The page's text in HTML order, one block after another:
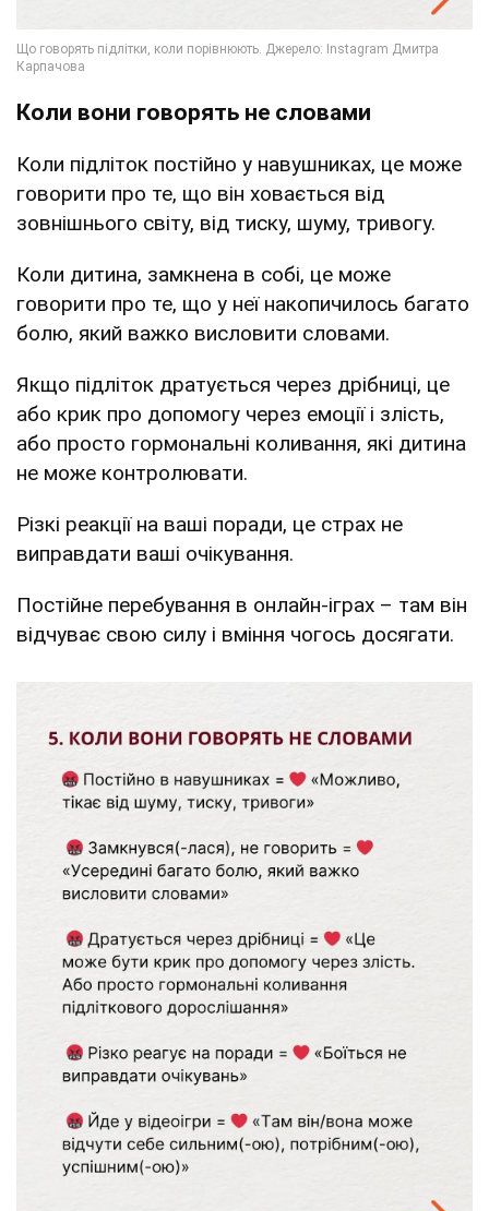
Коли вони говорять не словами
Коли підліток постійно у навушниках, це може
говорити про те, що він ховається від
зовнішнього світу, від тиску, шуму, тривогу.
Коли дитина, замкнена в собі, це може
говорити про те, що у неї накопичилось багато
болю, який важко висловити словами.
Якщо підліток дратується через дрібниці, це
або крик про допомогу через емоції і злість,
або просто гормональні коливання, які дитина
не може контролювати.
Різкі реакції на ваші поради, це страх не
виправдати ваші очікування.
Постійне перебування в онлайн-іграх – там він
відчуває свою силу і вміння чогось досягати.